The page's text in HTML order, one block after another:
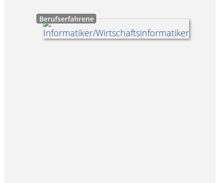
Berufserfahrene